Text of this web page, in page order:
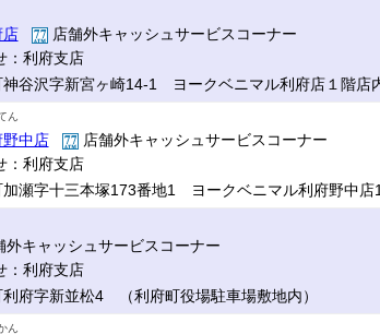
店
店舗外キャッシュサービスコーナー
：利府支店
神谷沢字新宮ヶ崎14-1 ヨークベニマル利府店１階店
ん
中店
店舗外キャッシュサービスコーナー
：利府支店
加瀬字十三本塚173番地1 ヨークベニマル利府野中店
外キャッシュサービスコーナー
：利府支店
府字新並松4 （利府町役場駐車場敷地内）
ん